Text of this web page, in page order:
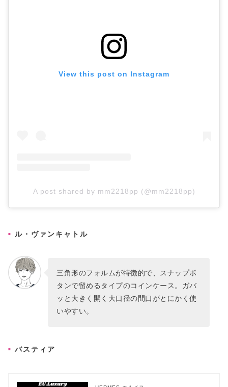
View this post on Instagram
A post shared by mm2218pp (@mm2218pp)
ル・ヴァンキャトル
三角形のフォルムが特徴的で、スナップボ
タンで留めるタイプのコインケース。ガバ
ッと大きく開く大口径の間口がとにかく使
いやすい。
バスティア